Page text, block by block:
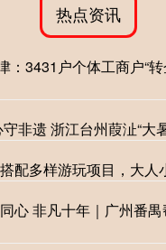
热点资讯
：3431户个体工商户“
非遗 浙江台州葭沚“大
配多样游玩项目，大人
心 非凡十年｜广州番